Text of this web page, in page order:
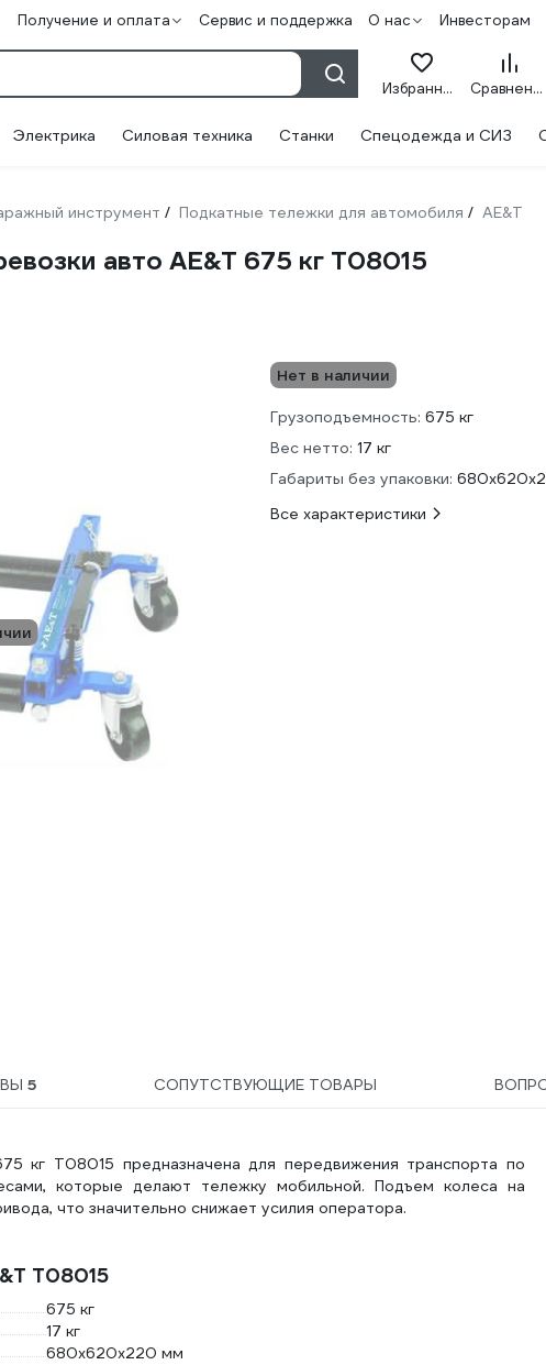
Получение и оплата Сервис и поддержка О нас Инвесторам
Избранное Сравнение
Электрика Силовая техника Станки Спецодежда и СИЗ
инструмент / Подкатные тележки для автомобиля / AE&T
авто AE&T 675 кг T08015
Нет в наличии
Грузоподъемность: 675 кг
Вес нетто: 17 кг
Габариты без упаковки:
Все характеристики
5 СОПУТСТВУЮЩИЕ ТОВАРЫ
кг T08015 предназначена для передвижения транспорта по
которые делают тележку мобильной. Подъем колеса на
что значительно снижает усилия оператора.
T08015
675 кг
17 кг
680x620x220 мм